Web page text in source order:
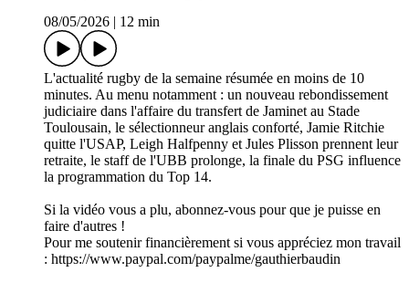
08/05/2026
12 min
L'actualité rugby de la semaine résumée en moins de 10
minutes. Au menu notamment : un nouveau rebondissement
judiciaire dans l'affaire du transfert de Jaminet au Stade
Toulousain, le sélectionneur anglais conforté, Jamie Ritchie
quitte l'USAP, Leigh Halfpenny et Jules Plisson prennent leur
retraite, le staff de l'UBB prolonge, la finale du PSG influence
la programmation du Top 14.
Si la vidéo vous a plu, abonnez-vous pour que je puisse en
faire d'autres !
Pour me soutenir financièrement si vous appréciez mon travail
: https://www.paypal.com/paypalme/gauthierbaudin